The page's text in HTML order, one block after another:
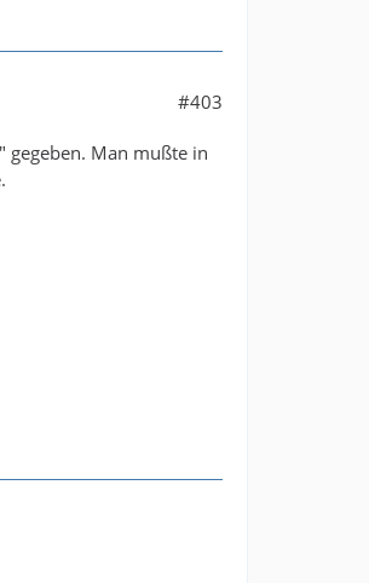
#403
gegeben. Man mußte in